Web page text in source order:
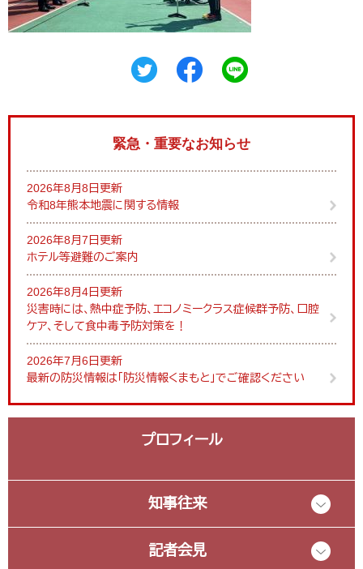
緊急・重要なお知らせ
2026年8月8日更新
令和8年熊本地震に関する情報
2026年8月7日更新
ホテル等避難のご案内
2026年8月4日更新
災害時には、熱中症予防、エコノミークラス症候群予防、口腔
ケア、そして食中毒予防対策を！
2026年7月6日更新
最新の防災情報は「防災情報くまもと」でご確認ください
プロフィール
知事往来
記者会見